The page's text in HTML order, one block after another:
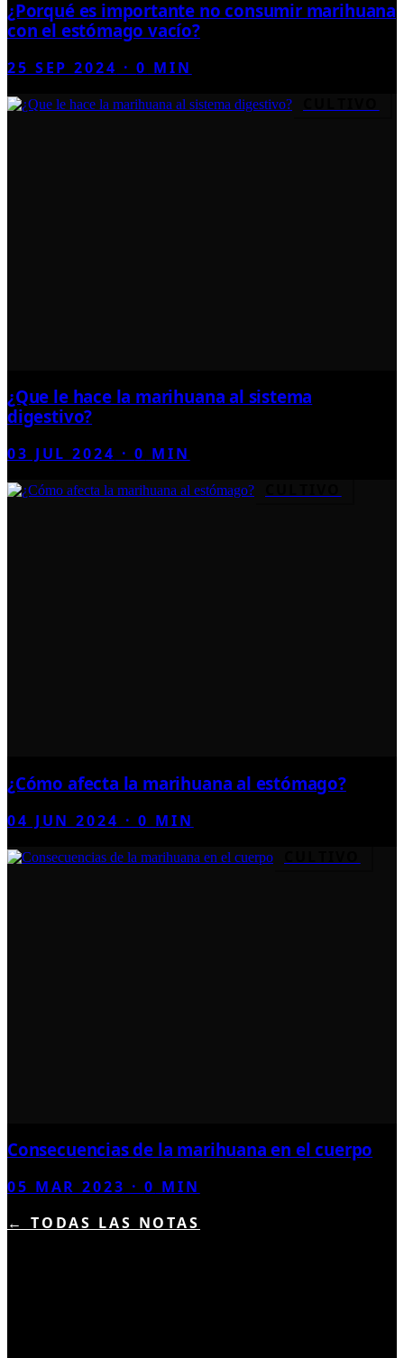
¿Porqué es importante no consumir marihuana
con el estómago vacío?
25 SEP 2024 ·0 MIN
¿Que le hace la marihuana al sistema
digestivo?
03 JUL 2024 ·0 MIN
¿Cómo afecta la marihuana al estómago?
04 JUN 2024 ·0 MIN
Consecuencias de la marihuana en el cuerpo
05 MAR 2023 ·0 MIN
← TODAS LAS NOTAS